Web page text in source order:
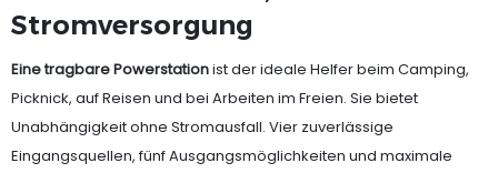
Stromversorgung
Eine tragbare Powerstationist der ideale Helfer beim Camping,
Picknick, auf Reisen und bei Arbeiten im Freien. Sie bietet
Unabhängigkeit ohne Stromausfall. Vier zuverlässige
Eingangsquellen, fünf Ausgangsmöglichkeiten und maximale